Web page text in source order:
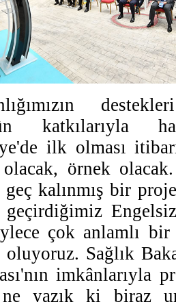
katkılarıyla
ilk olması
örnek
geç kalınmış bir
geçirdiğimiz
çok anlamlı
Sağlık
imkânlarıyla
yazık ki biraz